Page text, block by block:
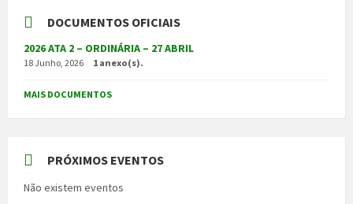
DOCUMENTOS OFICIAIS
2026 ATA 2 – ORDINÁRIA – 27 ABRIL
18 Junho, 2026 1 anexo(s).
MAIS DOCUMENTOS
PRÓXIMOS EVENTOS
Não existem eventos